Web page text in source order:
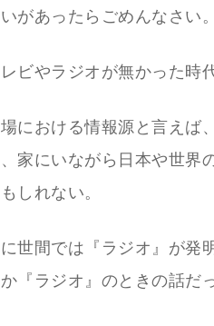
があったらごめんなさい
ビやラジオが無かった時代
における情報源と言えば
家にいながら日本や世界
しれない。
世間では『ラジオ』が発
『ラジオ』のときの話だ